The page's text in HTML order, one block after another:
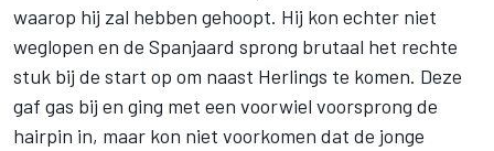
waarop hij zal hebben gehoopt. Hij kon echter niet
weglopen en de Spanjaard sprong brutaal het rechte
stuk bij de start op om naast Herlings te komen. Deze
gaf gas bij en ging met een voorwiel voorsprong de
hairpin in, maar kon niet voorkomen dat de jonge